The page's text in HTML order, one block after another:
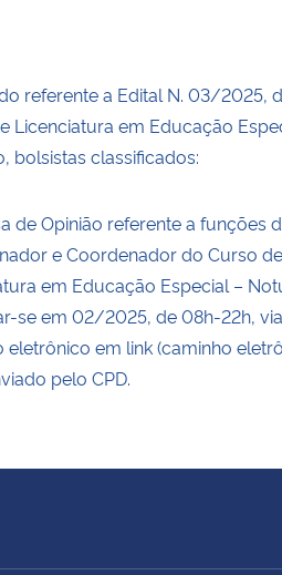
referente a Edital N. 03/2025,
Licenciatura em Educação
bolsistas classificados:
de Opinião referente a funções
e Coordenador do Curso de
em Educação Especial –
se em 02/2025, de 08h-22h, via
eletrônico em link (caminho
pelo CPD.